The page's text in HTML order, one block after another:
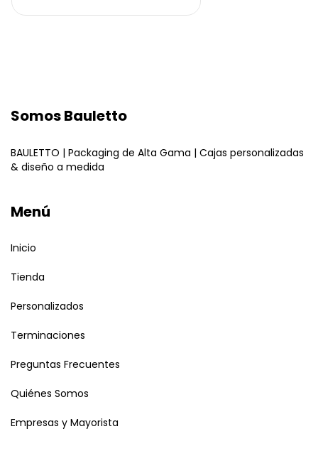
Somos Bauletto
BAULETTO | Packaging de Alta Gama | Cajas personalizadas
& diseño a medida
Menú
Inicio
Tienda
Personalizados
Terminaciones
Preguntas Frecuentes
Quiénes Somos
Empresas y Mayorista